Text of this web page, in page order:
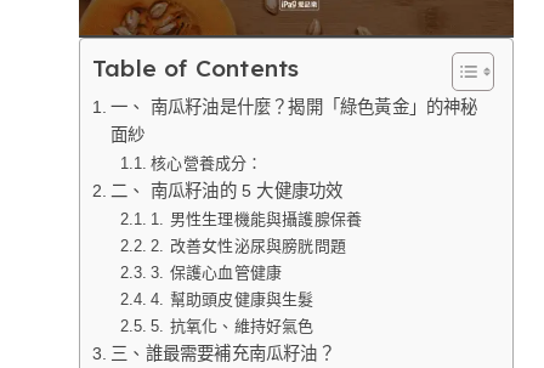
Table of Contents
一、 南瓜籽油是什麼？揭開「綠色黃金」的神秘
面紗
核心營養成分：
二、 南瓜籽油的 5 大健康功效
1. 男性生理機能與攝護腺保養
2. 改善女性泌尿與膀胱問題
3. 保護心血管健康
4. 幫助頭皮健康與生髮
5. 抗氧化、維持好氣色
三、誰最需要補充南瓜籽油？